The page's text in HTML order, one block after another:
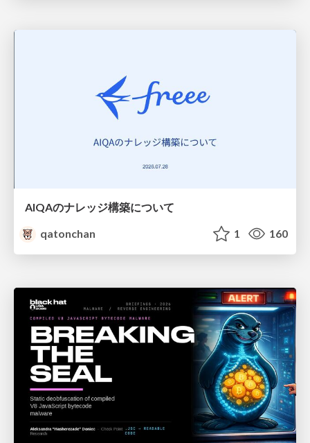
AIQAのナレッジ構築について
qatonchan
1 160